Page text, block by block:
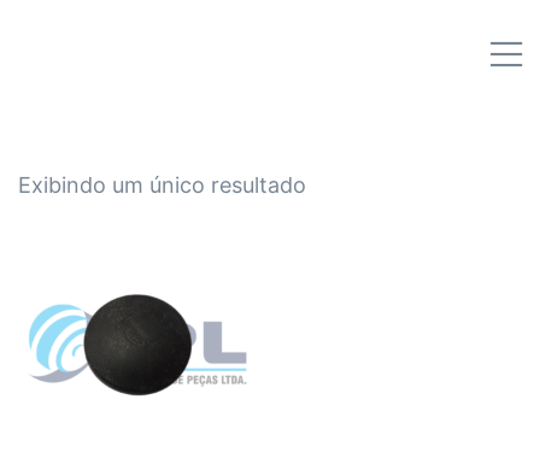
Exibindo um único resultado